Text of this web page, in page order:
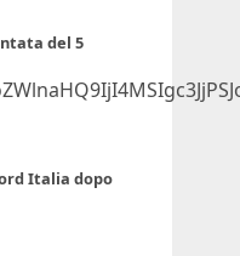
del 5
Italia dopo